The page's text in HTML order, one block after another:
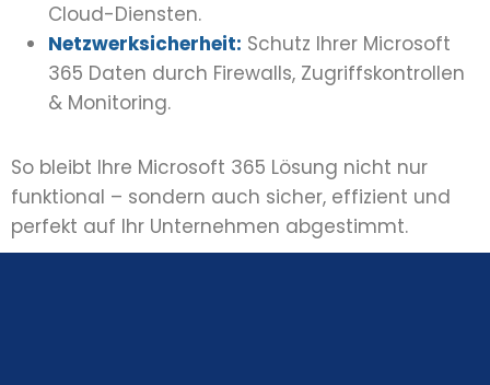
Cloud-Diensten.
Netzwerksicherheit: Schutz Ihrer Microsoft
365 Daten durch Firewalls, Zugriffskontrollen
& Monitoring.
So bleibt Ihre Microsoft 365 Lösung nicht nur
funktional – sondern auch sicher, effizient und
perfekt auf Ihr Unternehmen abgestimmt.